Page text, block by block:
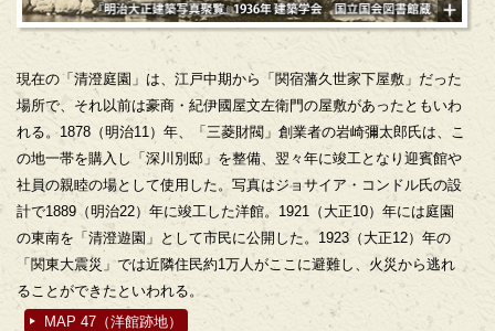
現在の「清澄庭園」は、江戸中期から「関宿藩久世家下屋敷」だった
場所で、それ以前は豪商・紀伊國屋文左衛門の屋敷があったともいわ
れる。1878（明治11）年、「三菱財閥」創業者の岩崎彌太郎氏は、こ
の地一帯を購入し「深川別邸」を整備、翌々年に竣工となり迎賓館や
社員の親睦の場として使用した。写真はジョサイア・コンドル氏の設
計で1889（明治22）年に竣工した洋館。1921（大正10）年には庭園
の東南を「清澄遊園」として市民に公開した。1923（大正12）年の
「関東大震災」では近隣住民約1万人がここに避難し、火災から逃れ
ることができたといわれる。
MAP 47（洋館跡地）